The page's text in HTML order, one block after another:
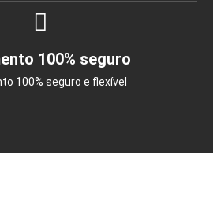
100% seguro
100% seguro e flexível